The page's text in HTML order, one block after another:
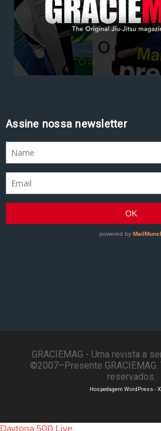
Assine nossa newsletter
GRACIEMAG - Uma revista a
©2007–Presente
reservados.
Hospedagem WordPress -
Daytona 500 Live